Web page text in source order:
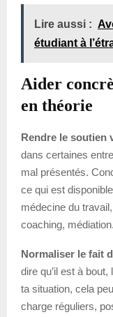
Lire aussi :
étudiant à
Aider
en théorie
Rendre le soutien
dans certaines
mal présentés.
ce qui est
médecine du
coaching, médiation.
Normaliser le fait
dire qu’il est à
ta situation, cela
charge réguliers,